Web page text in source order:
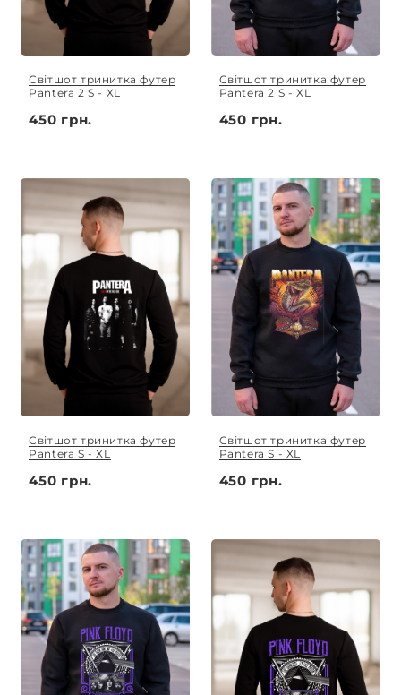
Світшот тринитка футер
Pantera 2 S - XL
450 грн.
Світшот тринитка футер
Pantera 2 S - XL
450 грн.
Світшот тринитка футер
Pantera S - XL
450 грн.
Світшот тринитка футер
Pantera S - XL
450 грн.